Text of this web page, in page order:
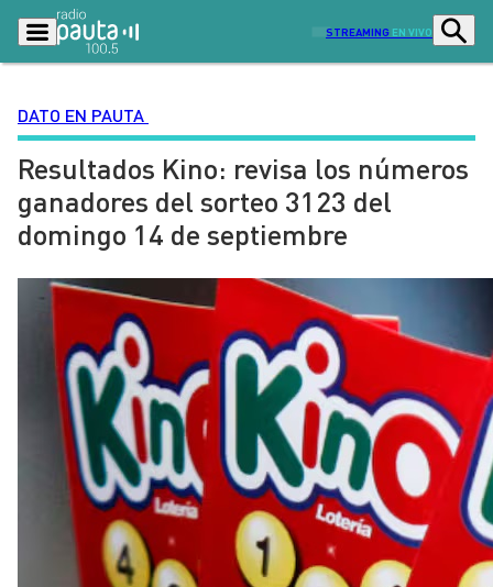
STREAMING EN VIVO
Podcasts Programas
Lo Último Actualidad
Ciudad
Radio en vivo
Tendencias Deportes
Entretención y Cultura
Dato en Pauta Señal 2
Contenido Patrocinado
DATO EN PAUTA
Resultados Kino: revisa los números
ganadores del sorteo 3123 del
domingo 14 de septiembre